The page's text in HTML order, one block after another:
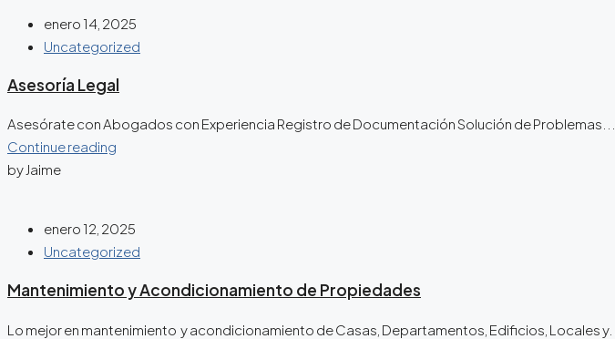
enero 14, 2025
Uncategorized
Asesoría Legal
Asesórate con Abogados con Experiencia Registro de Documentación Solución de Problemas...
Continue reading
by Jaime
enero 12, 2025
Uncategorized
Mantenimiento y Acondicionamiento de Propiedades
Lo mejor en mantenimiento y acondicionamiento de Casas, Departamentos, Edificios, Locales y...